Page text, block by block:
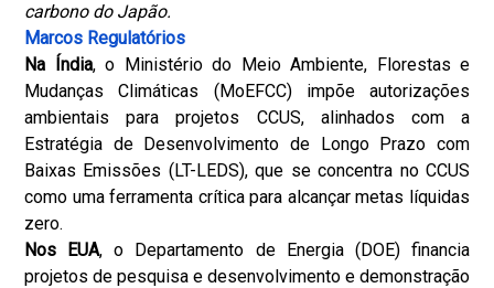
carbono do Japão.
Marcos Regulatórios
Na Índia, o Ministério do Meio Ambiente, Florestas e
Mudanças Climáticas (MoEFCC) impõe autorizações
ambientais para projetos CCUS, alinhados com a
Estratégia de Desenvolvimento de Longo Prazo com
Baixas Emissões (LT-LEDS), que se concentra no CCUS
como uma ferramenta crítica para alcançar metas líquidas
zero.
Nos EUA, o Departamento de Energia (DOE) financia
projetos de pesquisa e desenvolvimento e demonstração